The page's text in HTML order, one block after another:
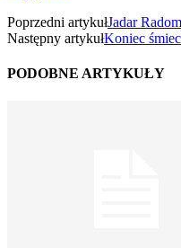
Poprzedni artykułJadar
Następny artykułKoniec
PODOBNE ARTYKUŁY